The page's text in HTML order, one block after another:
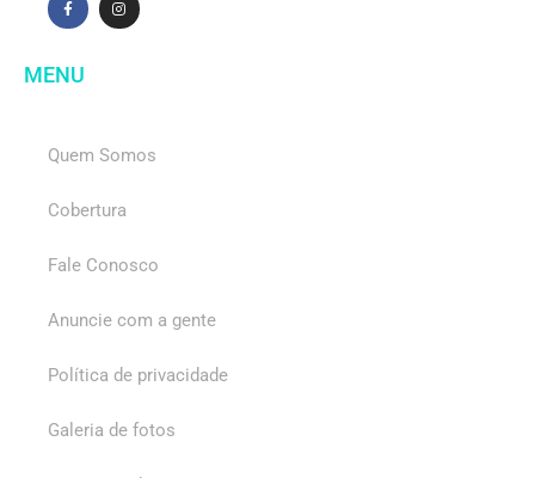
MENU
Quem Somos
Cobertura
Fale Conosco
Anuncie com a gente
Política de privacidade
Galeria de fotos